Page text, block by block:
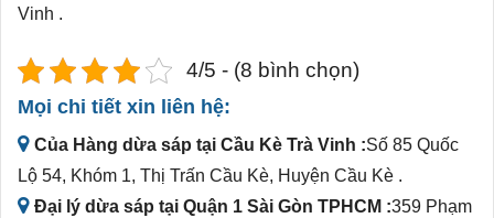
Vinh .
4/5 - (8 bình chọn)
Mọi chi tiết xin liên hệ:
Của Hàng dừa sáp tại Cầu Kè Trà Vinh :Số 85 Quốc
Lộ 54, Khóm 1, Thị Trấn Cầu Kè, Huyện Cầu Kè .
Đại lý dừa sáp tại Quận 1 Sài Gòn TPHCM :359 Phạm